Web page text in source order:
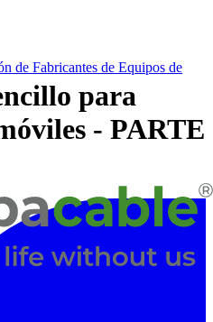
de Fabricantes de Equipos de
para
- PARTE